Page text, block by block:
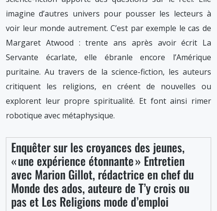
imagine d’autres univers pour pousser les lecteurs à
voir leur monde autrement. C’est par exemple le cas de
Margaret Atwood : trente ans après avoir écrit La
Servante écarlate, elle ébranle encore l’Amérique
puritaine. Au travers de la science-fiction, les auteurs
critiquent les religions, en créent de nouvelles ou
explorent leur propre spiritualité. Et font ainsi rimer
robotique avec métaphysique.
Enquêter sur les croyances des jeunes,
« une expérience étonnante » Entretien
avec Marion Gillot, rédactrice en chef du
Monde des ados, auteure de T’y crois ou
pas et Les Religions mode d’emploi